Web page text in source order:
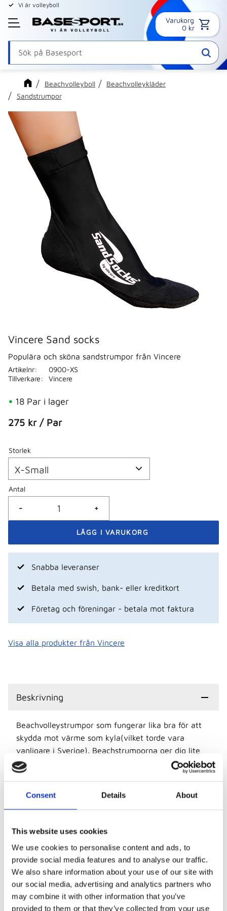
Consent Details About
This website uses cookies
We use cookies to personalise content and ads, to
provide social media features and to analyse our traffic.
We also share information about your use of our site with
our social media, advertising and analytics partners who
may combine it with other information that you’ve
provided to them or that they’ve collected from your use
Meny
Vi är volleyboll
Varukorg
0 kr
Beachvolleyboll
Beachvolleykläder
Sandstrumpor
Vincere Sand socks
Populära och sköna sandstrumpor från Vincere
275 kr / Par
Storlek
Antal
+
-
18 Par i lager
Artikelnr
0900-XS
Tillverkare
Vincere
Visa alla produkter från Vincere
Snabba leveranser
Betala med swish, bank- eller kreditkort
Företag och föreningar - betala mot faktura
Beskrivning
Beachvolleystrumpor som fungerar lika bra för att
skydda mot värme som kyla(vilket torde vara
vanligare i Sverige). Beachstrumporna ger dig lite
bättre balans och bättre fäste som förhoppningsvis
gör att du kan hoppa högre! Årets version har än
100% neopren och sulan görs i följsam lycra.
formar sig efter foten och ger en bekväm passform
som gör att du behåller känslan av sanden för
snabbhet och rörlighet.